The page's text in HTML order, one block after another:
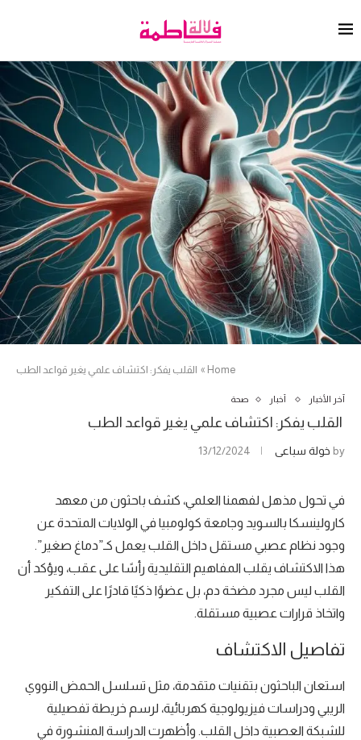
Home
» القلب يفكر: اكتشاف علمي يغير قواعد الطب
آخر الأخبار أخبار صحة
القلب يفكر: اكتشاف علمي يغير قواعد الطب
by خولة سباعي 13/12/2024
في تحول مذهل لفهمنا العلمي، كشف باحثون من معهد
كارولينسكا بالسويد وجامعة كولومبيا في الولايات المتحدة عن
وجود نظام عصبي مستقل داخل القلب يعمل كـ”دماغ صغير”.
هذا الاكتشاف يقلب المفاهيم التقليدية رأسًا على عقب، ويؤكد أن
القلب ليس مجرد مضخة دم، بل عضوًا ذكيًا قادرًا على التفكير
واتخاذ قرارات عصبية مستقلة.
تفاصيل الاكتشاف
استعان الباحثون بتقنيات متقدمة، مثل تسلسل الحمض النووي
الريبي ودراسات فيزيولوجية كهربائية، لرسم خريطة تفصيلية
للشبكة العصبية داخل القلب. وأظهرت الدراسة المنشورة في